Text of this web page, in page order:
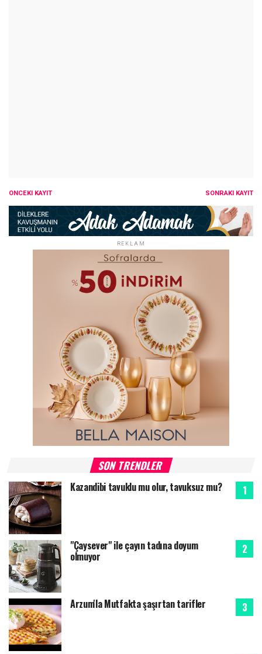
SONRAKI KAYIT
ÖNCEKI KAYIT
REKLAM
SON TRENDLER
Kazandibi tavuklu mu olur, tavuksuz mu?
"Çaysever" ile çayın tadına doyum
olmuyor
Arzum'la Mutfakta şaşırtan tarifler